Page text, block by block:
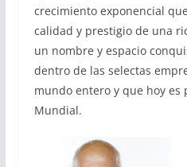
crecimiento exponencial
calidad y prestigio de una
un nombre y espacio
dentro de las selectas
mundo entero y que hoy es
Mundial.